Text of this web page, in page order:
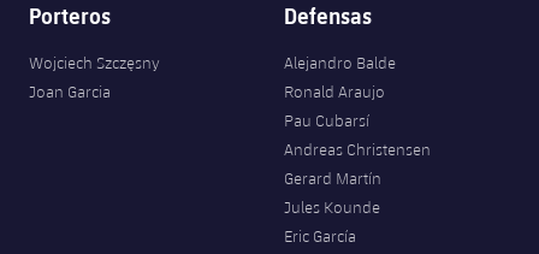
Porteros
Wojciech Szczęsny
Joan Garcia
Defensas
Alejandro Balde
Ronald Araujo
Pau Cubarsí
Andreas Christensen
Gerard Martín
Jules Kounde
Eric García